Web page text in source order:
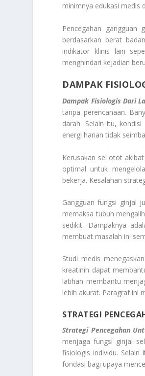
minimnya edukasi medis
Pencegahan gangguan
berdasarkan berat
indikator klinis lain
menghindari kejadian
DAMPAK
Dampak Fisiologis Dari
tanpa perencanaan.
darah. Selain itu,
energi harian tidak
Kerusakan sel otot
optimal untuk
bekerja. Kesalahan
Gangguan fungsi ginjal
memaksa tubuh
sedikit. Dampaknya
membuat masalah ini
Studi medis
kreatinin dapat
latihan membantu
lebih akurat. Paragraf ini
STRATEGI
Strategi Pencegahan
menjaga fungsi ginjal
fisiologis individu.
fondasi bagi upaya